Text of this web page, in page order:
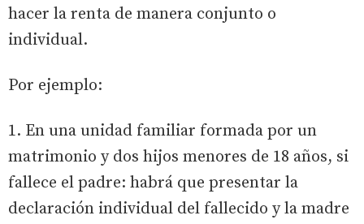
hacer la renta de manera conjunto o
individual.
Por ejemplo:
1. En una unidad familiar formada por un
matrimonio y dos hijos menores de 18 años, si
fallece el padre: habrá que presentar la
declaración individual del fallecido y la madre